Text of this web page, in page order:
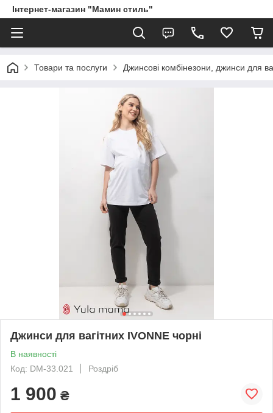
Інтернет-магазин "Мамин стиль"
Товари та послуги Джинсові комбінезони, джинси для
Джинси для вагітних IVONNE чорні
В наявності
Код: DM-33.021
Роздріб
1 900 ₴